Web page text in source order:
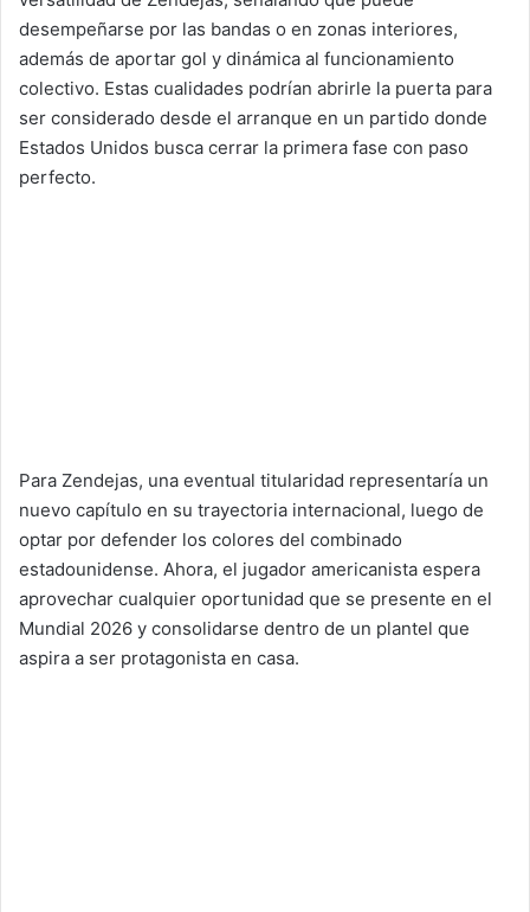
desempeñarse por las bandas o en zonas interiores,
además de aportar gol y dinámica al funcionamiento
colectivo. Estas cualidades podrían abrirle la puerta para
ser considerado desde el arranque en un partido donde
Estados Unidos busca cerrar la primera fase con paso
perfecto.
Para Zendejas, una eventual titularidad representaría un
nuevo capítulo en su trayectoria internacional, luego de
optar por defender los colores del combinado
estadounidense. Ahora, el jugador americanista espera
aprovechar cualquier oportunidad que se presente en el
Mundial 2026 y consolidarse dentro de un plantel que
aspira a ser protagonista en casa.